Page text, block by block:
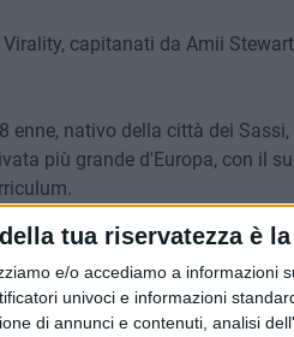
tua riservatezza è
e/o accediamo a informazioni
univoci e informazioni
di annunci e contenuti, analisi
capitanati da Amii
nativo della città dei Sassi,
più grande d'Europa, con il